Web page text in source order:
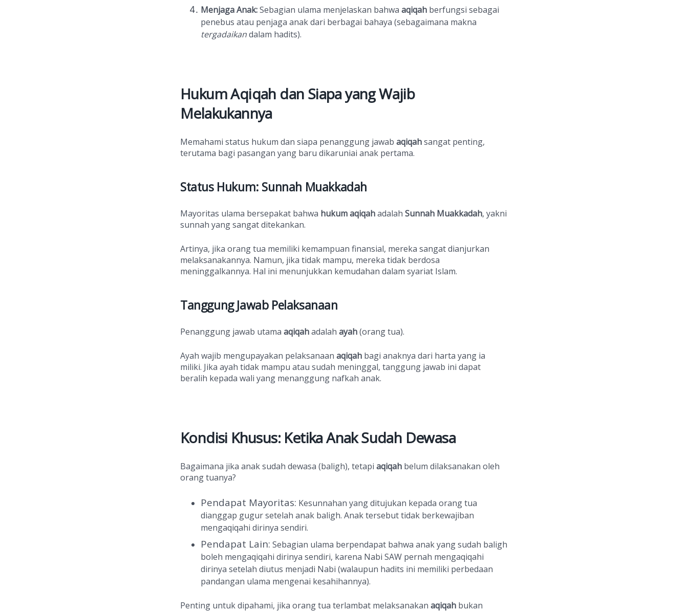
Menjaga Anak:Sebagian ulama menjelaskan bahwa aqiqah berfungsi sebagai
penebus atau penjaga anak dari berbagai bahaya (sebagaimana makna
tergadaikandalam hadits).
Hukum Aqiqah dan Siapa yang Wajib
Melakukannya
Memahami status hukum dan siapa penanggung jawab aqiqahsangat penting,
terutama bagi pasangan yang baru dikaruniai anak pertama.
Status Hukum: Sunnah Muakkadah
Mayoritas ulama bersepakat bahwa hukum aqiqahadalah Sunnah Muakkadah, yakni
sunnah yang sangat ditekankan.
Artinya, jika orang tua memiliki kemampuan finansial, mereka sangat dianjurkan
melaksanakannya. Namun, jika tidak mampu, mereka tidak berdosa
meninggalkannya. Hal ini menunjukkan kemudahan dalam syariat Islam.
Tanggung Jawab Pelaksanaan
Penanggung jawab utama aqiqahadalah ayah(orang tua).
Ayah wajib mengupayakan pelaksanaan aqiqah bagi anaknya dari harta yang ia
miliki. Jika ayah tidak mampu atau sudah meninggal, tanggung jawab ini dapat
beralih kepada wali yang menanggung nafkah anak.
Kondisi Khusus: Ketika Anak Sudah Dewasa
Bagaimana jika anak sudah dewasa (baligh), tetapi aqiqah belum dilaksanakan oleh
orang tuanya?
Pendapat Mayoritas: Kesunnahan yang ditujukan kepada orang tua
dianggap gugur setelah anak baligh. Anak tersebut tidak berkewajiban
mengaqiqahi dirinya sendiri.
Pendapat Lain: Sebagian ulama berpendapat bahwa anak yang sudah baligh
boleh mengaqiqahi dirinya sendiri, karena Nabi SAW pernah mengaqiqahi
dirinya setelah diutus menjadi Nabi (walaupun hadits ini memiliki perbedaan
pandangan ulama mengenai kesahihannya).
Penting untuk dipahami, jika orang tua terlambat melaksanakan aqiqah bukan